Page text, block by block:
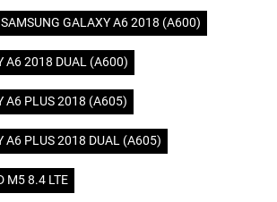
SAMSUNG GALAXY A6 2018 (A600)
A6 2018 DUAL (A600)
A6 PLUS 2018 (A605)
A6 PLUS 2018 DUAL (A605)
M5 8.4 LTE